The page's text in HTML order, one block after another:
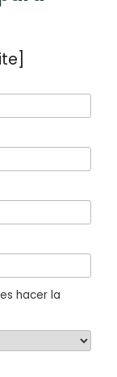
hacer la